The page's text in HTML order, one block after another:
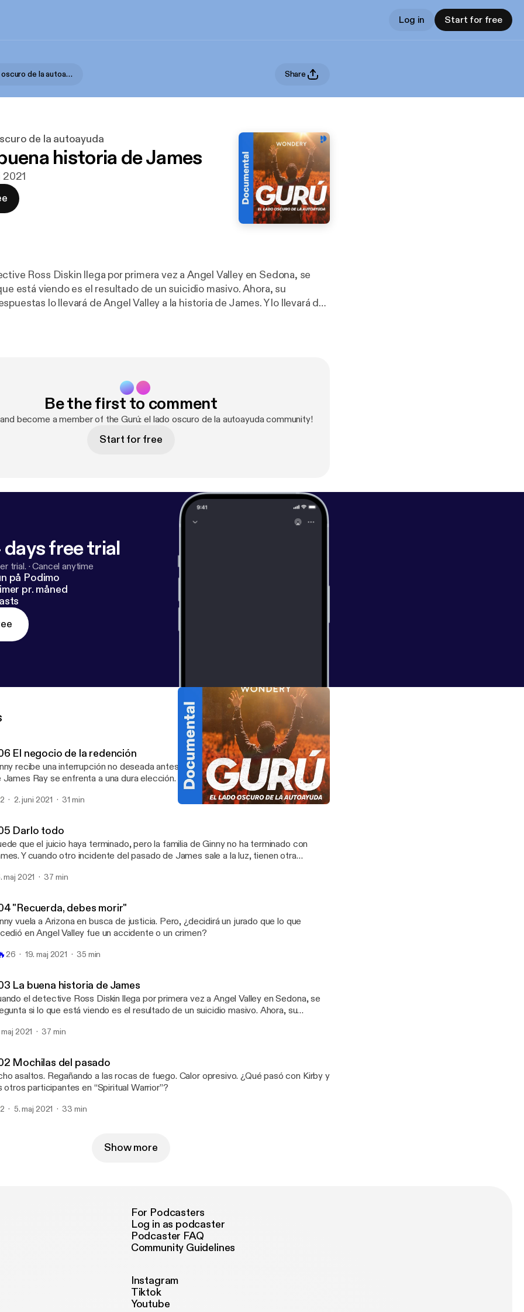
Log in Start for free
Gurú: el lado oscuro de la autoayuda Share
de la autoayuda
historia de James
2021
Ross Diskin llega por primera vez a Angel Valley en Sedona, se
está viendo es el resultado de un suicidio masivo. Ahora, su
lo llevará de Angel Valley a la historia de James. Y lo llevará de
Be the first to comment
become a member of the Gurú: el lado oscuro de la autoayuda community!
Start for free
free trial
trial. ·Cancel anytime
på Podimo
pr. måned
El negocio de la redención
recibe una interrupción no deseada antes de Acción de Gracias. Y un fanático
James Ray se enfrenta a una dura elección.
2 2. juni 2021 31 min
Darlo todo
que el juicio haya terminado, pero la familia de Ginny no ha terminado con
Y cuando otro incidente del pasado de James sale a la luz, tienen otra
maj 2021 37 min
"Recuerda, debes morir"
vuela a Arizona en busca de justicia. Pero, ¿decidirá un jurado que lo que
en Angel Valley fue un accidente o un crimen?
26 19. maj 2021 35 min
La buena historia de James
el detective Ross Diskin llega por primera vez a Angel Valley en Sedona, se
si lo que está viendo es el resultado de un suicidio masivo. Ahora, su
regreso a un programa de entrevistas particularmente famoso en la televisión.
maj 2021 37 min
Mochilas del pasado
asaltos. Regañando a las rocas de fuego. Calor opresivo. ¿Qué pasó con Kirby y
otros participantes en “Spiritual Warrior”?
2 5. maj 2021 33 min
Show more
For Podcasters
Log in as podcaster
Podcaster FAQ
Community Guidelines
Instagram
Tiktok
Youtube